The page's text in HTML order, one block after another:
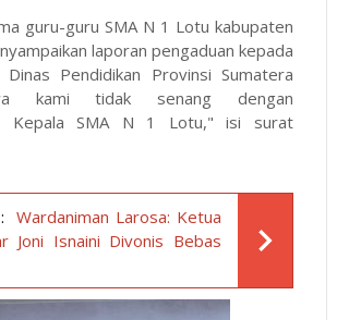
guru-guru SMA N 1 Lotu kabupaten
laporan pengaduan kepada
Pendidikan Provinsi Sumatera
kami tidak senang dengan
Kepala SMA N 1 Lotu," isi surat
Wardaniman Larosa: Ketua
Joni Isnaini Divonis Bebas